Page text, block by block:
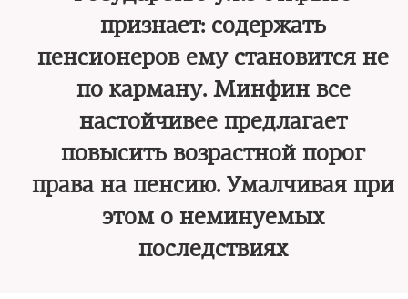
признает: содержать
пенсионеров ему становится не
по карману. Минфин все
настойчивее предлагает
повысить возрастной порог
права на пенсию. Умалчивая при
этом о неминуемых
последствиях